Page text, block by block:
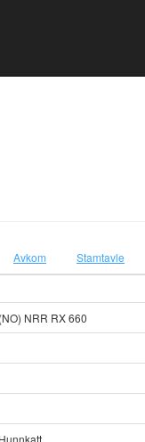
Avkom Stamtavle
(NO) NRR RX 660
Hunnkatt